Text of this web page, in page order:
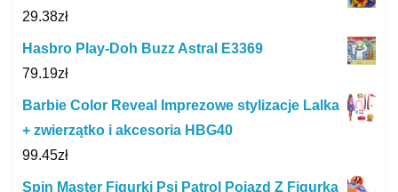
29.38zł
Hasbro Play-Doh Buzz Astral E3369
79.19zł
Barbie Color Reveal Imprezowe stylizacje Lalka
+ zwierzątko i akcesoria HBG40
99.45zł
Spin Master Figurki Psi Patrol Pojazd Z Figurką